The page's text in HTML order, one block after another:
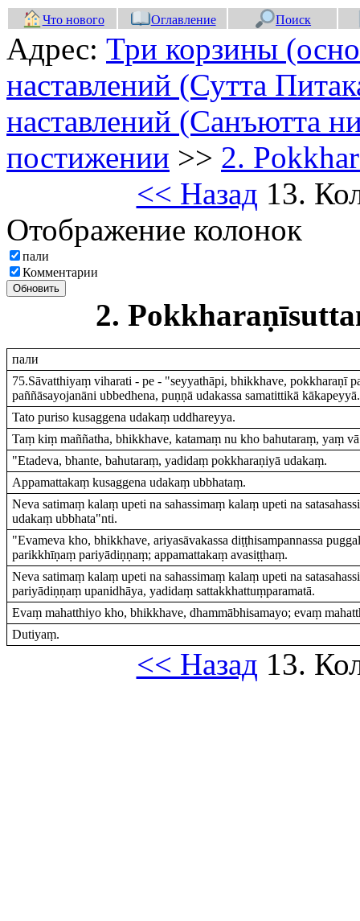
Что нового Оглавление Поиск
Адрес: Три корзины
наставлений (Сутта
наставлений (Санъютта
постижении >> 2.
<< Назад 13.
Отображение колонок
пали
Комментарии
Обновить
2.
пали
75.Sāvatthiyaṃ viharati - pe - "seyyathāpi, bhikkhave, pokkharaṇī
paññāsayojanāni ubbedhena, puṇṇā udakassa samatittikā kākapeyyā.
Tato puriso kusaggena udakaṃ uddhareyya.
Taṃ kiṃ maññatha, bhikkhave, katamaṃ nu kho bahutaraṃ, yaṃ
"Etadeva, bhante, bahutaraṃ, yadidaṃ pokkharaṇiyā udakaṃ.
Appamattakaṃ kusaggena udakaṃ ubbhataṃ.
Neva satimaṃ kalaṃ upeti na sahassimaṃ kalaṃ upeti na
udakaṃ ubbhata"nti.
"Evameva kho, bhikkhave, ariyasāvakassa diṭṭhisampannassa
parikkhīṇaṃ pariyādiṇṇaṃ; appamattakaṃ avasiṭṭhaṃ.
Neva satimaṃ kalaṃ upeti na sahassimaṃ kalaṃ upeti na
pariyādiṇṇaṃ upanidhāya, yadidaṃ sattakkhattuṃparamatā.
Evaṃ mahatthiyo kho, bhikkhave, dhammābhisamayo; evaṃ
Dutiyaṃ.
<< Назад 13.